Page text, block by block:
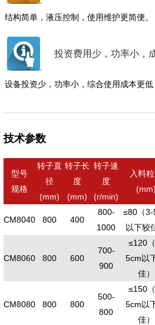
结构简单，液压控制，使用维护更简便。
投资费用少，功率小，
设备投资少，功率小，综合使用成本更低
技术参数
型号
规格
转子直
径
(mm)
转子长
度
(mm)
转子速
度
(r/min)
入料
(mm)
CM8040 800 400
800-
1000
≤80（3-
以下较
CM8060 800 600
700-
900
≤120
5cm以
佳）
CM8080 800 800
500-
800
≤150
5cm以
佳）